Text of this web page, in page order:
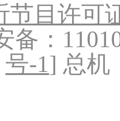
节目许可
备：
号-1] 总机